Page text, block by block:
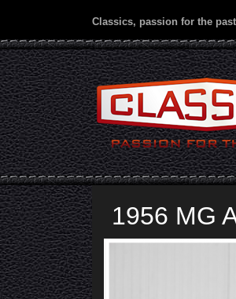
Classics, passion for the
1956 MG